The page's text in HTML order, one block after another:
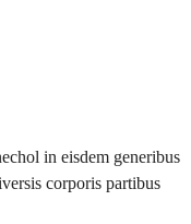
in eisdem generibus
corporis partibus